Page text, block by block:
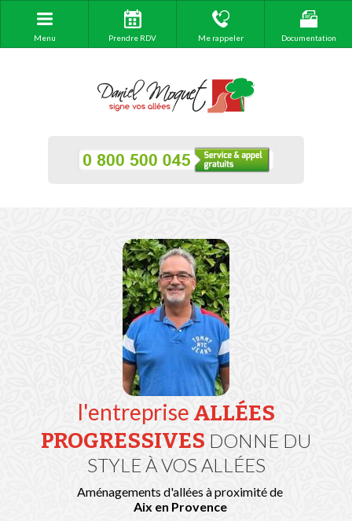
Menu Prendre RDV Me rappeler Documentation
l'entreprise ALLÉES
PROGRESSIVES DONNE DU
STYLE À VOS ALLÉES
Aménagements d'allées à proximité de
Aix en Provence